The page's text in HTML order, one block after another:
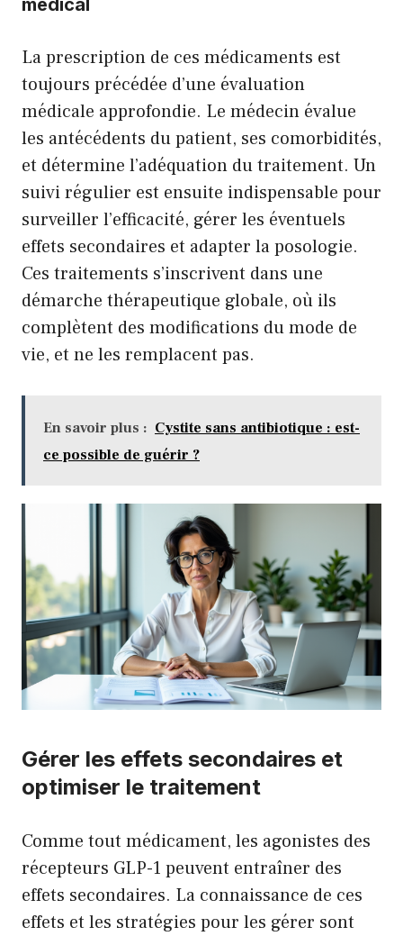
médical
La prescription de ces médicaments est
toujours précédée d’une évaluation
médicale approfondie. Le médecin évalue
les antécédents du patient, ses comorbidités,
et détermine l’adéquation du traitement. Un
suivi régulier est ensuite indispensable pour
surveiller l’efficacité, gérer les éventuels
effets secondaires et adapter la posologie.
Ces traitements s’inscrivent dans une
démarche thérapeutique globale, où ils
complètent des modifications du mode de
vie, et ne les remplacent pas.
En savoir plus : Cystite sans antibiotique : est-
ce possible de guérir ?
Gérer les effets secondaires et
optimiser le traitement
Comme tout médicament, les agonistes des
récepteurs GLP-1 peuvent entraîner des
effets secondaires. La connaissance de ces
effets et les stratégies pour les gérer sont